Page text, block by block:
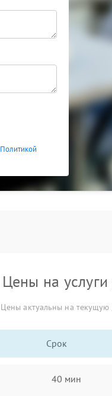
Политикой
Цены на
Цены актуальны на текущую
Срок
40 мин